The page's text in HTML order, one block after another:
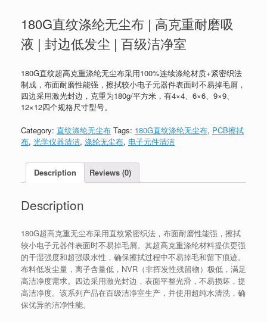
180G直纹涤纶无尘布 | 高克重耐磨吸
液 | 封边低发尘 | 百级洁净室
180G直纹超高克重涤纶无尘布采用100%连续涤纶材质+紧密织法
制成，布面耐磨性能强，擦拭较小电子元器件表面时不易掉毛屑，
四边采用激光封边，克重为180g/平方米，有4×4、6×6、9×9、
12×12四个规格尺寸型号。
Category: 直纹涤纶无尘布 Tags: 180G直纹涤纶无尘布, PCB擦拭
布, 光学仪器清洁, 涤纶无尘布, 电子元件清洁
Description Reviews (0)
Description
180G超高克重无尘布采用直纹紧密织法，布面耐磨性能强，擦拭
较小电子元器件表面时不易掉毛屑。其超高克重涤纶材料提供更强
的干湿强度和超强吸水性，确保擦拭过程中不易掉毛和留下痕迹。
布料低发尘量，离子含量低，NVR（非挥发性残留物）极低，满足
高洁净度需求。四边采用激光封边，表面平整光滑，不易损坏，提
高洁净度。该系列产品在百级洁净室生产，并使用超纯水清洗，确
保优异的洁净性能。